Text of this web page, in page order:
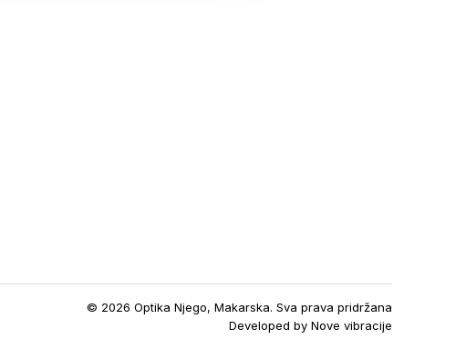
© 2026 Optika Njego, Makarska. Sva prava pridržana
Developed byNove vibracije